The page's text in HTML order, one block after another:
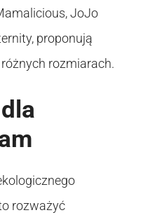
JoJo
proponują
rozmiarach.
rozważyć